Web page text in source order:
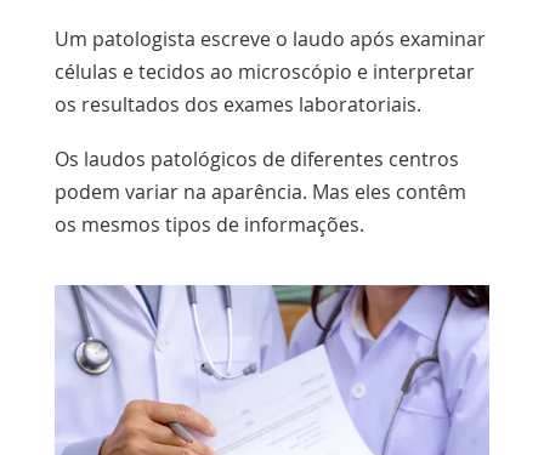
Um patologista escreve o laudo após examinar
células e tecidos ao microscópio e interpretar
os resultados dos exames laboratoriais.
Os laudos patológicos de diferentes centros
podem variar na aparência. Mas eles contêm
os mesmos tipos de informações.